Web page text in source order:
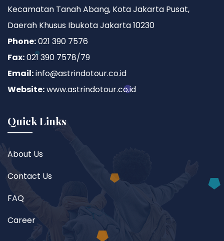
Kecamatan Tanah Abang, Kota Jakarta Pusat,
Daerah Khusus Ibukota Jakarta 10230
Phone:021 390 7576
Fax:021 390 7578/79
Email:info@astrindotour.co.id
Website:www.astrindotour.co.id
Quick Links
About Us
Contact Us
FAQ
Career